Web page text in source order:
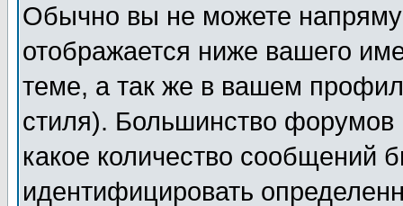
Обычно вы не можете
отображается ниже вашего
теме, а так же в вашем
стиля). Большинство форумов
какое количество сообщений
идентифицировать